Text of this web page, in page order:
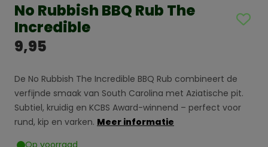
No Rubbish BBQ Rub The
Incredible
9,95
De No Rubbish The Incredible BBQ Rub combineert de
verfijnde smaak van South Carolina met Aziatische pit.
Subtiel, kruidig en KCBS Award-winnend – perfect voor
rund, kip en varken. Meer informatie
Op voorraad